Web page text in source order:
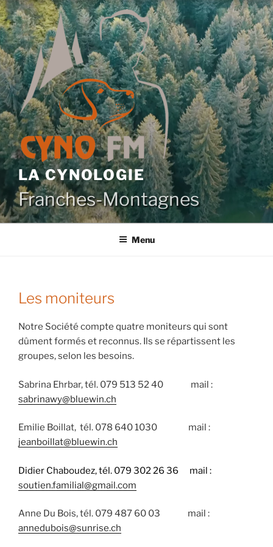
Aller
au
contenu
principal
LA CYNOLOGIE
Franches-Montagnes
Menu
Les moniteurs
Notre Société compte quatre moniteurs qui sont
dûment formés et reconnus. Ils se répartissent les
groupes, selon les besoins.
Sabrina Ehrbar, tél. 079 513 52 40 mail :
sabrinawy@bluewin.ch
Emilie Boillat, tél. 078 640 1030 mail :
jeanboillat@bluewin.ch
Didier Chaboudez, tél. 079 302 26 36 mail :
soutien.familial@gmail.com
Anne Du Bois, tél. 079 487 60 03 mail :
annedubois@sunrise.ch